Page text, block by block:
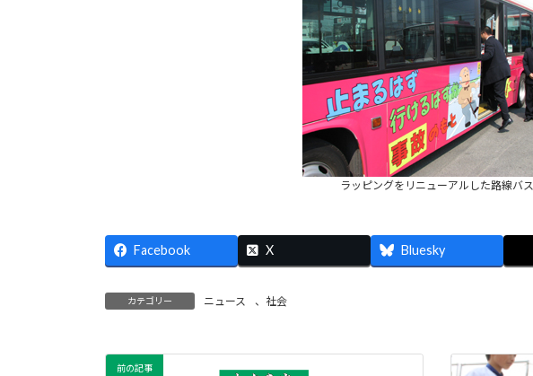
ラッピングをリニューアルした路線バス
Facebook X Bluesky
カテゴリー ニュース 、 社会
前の記事